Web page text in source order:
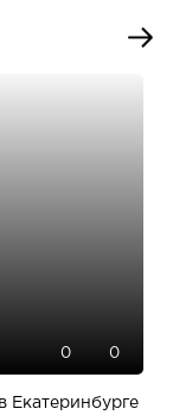
0 0
Екатеринбурге